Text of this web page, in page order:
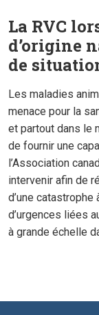
La RVC
d’origine
de
Les maladies
menace pour la
et partout dans le
de fournir une
l’Association
intervenir afin de
d’une catastrophe
d’urgences liées
à grande échelle